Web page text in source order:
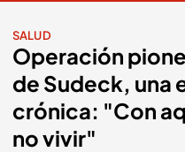
SALUD
Operación
de Sudeck, una
crónica: "Con
no vivir"